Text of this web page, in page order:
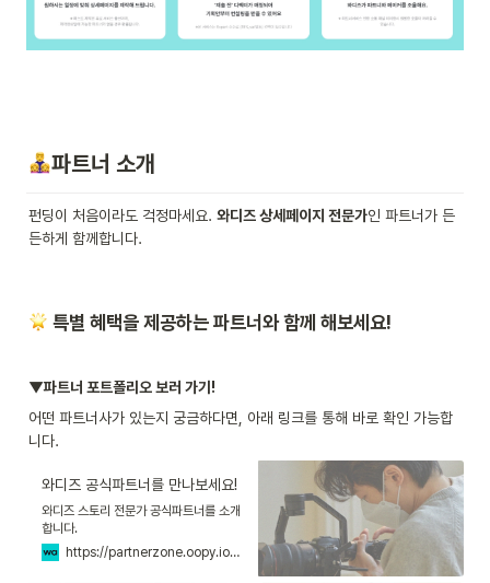
파트너 소개
펀딩이 처음이라도 걱정마세요. 와디즈 상세페이지 전문가인 파트너가 든
든하게 함께합니다.
특별 혜택을 제공하는 파트너와 함께 해보세요!
▼파트너 포트폴리오 보러 가기!
어떤 파트너사가 있는지 궁금하다면, 아래 링크를 통해 바로 확인 가능합
니다.
와디즈 공식파트너를 만나보세요!
와디즈 스토리 전문가 공식파트너를 소개
합니다.
https://partnerzone.oopy.io/partner-portfolio